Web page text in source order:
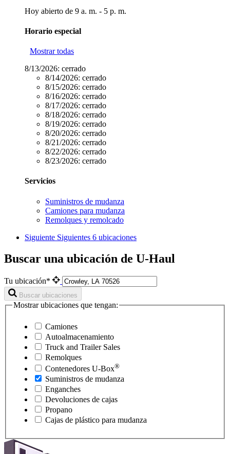
Hoy abierto de 9 a. m. - 5 p. m.
Horario especial
Mostrar todas
8/13/2026: cerrado
8/14/2026: cerrado
8/15/2026: cerrado
8/16/2026: cerrado
8/17/2026: cerrado
8/18/2026: cerrado
8/19/2026: cerrado
8/20/2026: cerrado
8/21/2026: cerrado
8/22/2026: cerrado
8/23/2026: cerrado
Servicios
Suministros de mudanza
Camiones para mudanza
Remolques y remolcado
Siguiente Siguientes 6 ubicaciones
Buscar una ubicación de U-Haul
Tu ubicación*
Buscar ubicaciones
Mostrar ubicaciones que tengan:
Camiones
Autoalmacenamiento
Truck and Trailer Sales
Remolques
Contenedores U-Box®
Suministros de mudanza
Enganches
Devoluciones de cajas
Propano
Cajas de plástico para mudanza